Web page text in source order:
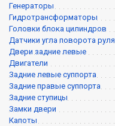
Генераторы
Гидротрансформаторы
Головки блока цилиндров
Датчики угла поворота руля
Двери задние левые
Двигатели
Задние левые суппорта
Задние правые суппорта
Задние ступицы
Замки двери
Капоты